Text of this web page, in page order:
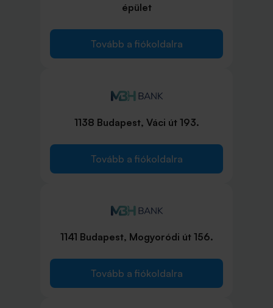
épület
Tovább a fiókoldalra
1138 Budapest, Váci út 193.
Tovább a fiókoldalra
1141 Budapest, Mogyoródi út 156.
Tovább a fiókoldalra